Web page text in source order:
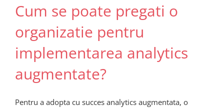
Cum se poate pregati o
organizatie pentru
implementarea analytics
augmentate?
Pentru a adopta cu succes analytics augmentata, o